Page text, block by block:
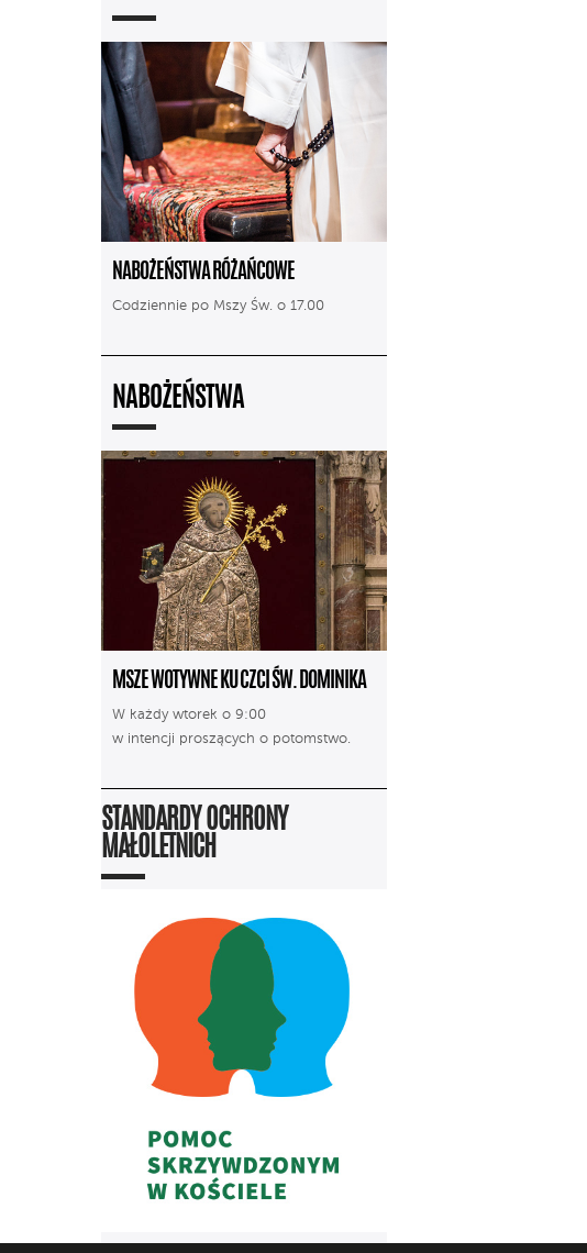
NABOŻEŃSTWA RÓŻAŃCOWE
Codziennie po Mszy Św. o 17.00
NABOŻEŃSTWA
MSZE WOTYWNE KU CZCI ŚW. DOMINIKA
W każdy wtorek o 9:00
w intencji proszących o potomstwo.
STANDARDY OCHRONY
MAŁOLETNICH